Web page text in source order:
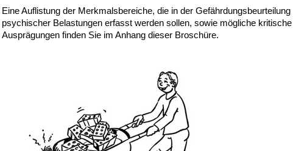
Eine Auflistung der Merkmalsbereiche, die in der Gefährdungsbeurteilung
psychischer Belastungen erfasst werden sollen, sowie mögliche kritische
Ausprägungen finden Sie im Anhang dieser Broschüre.